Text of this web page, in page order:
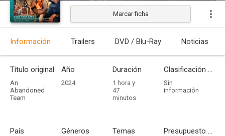
Marcar ficha
Información Trailers DVD / Blu-Ray Noticias
Título original
An
Abandoned
Team
Año
2024
Duración
1 hora y
47
minutos
Clasificación por edades
Sin
información
País Géneros Temas Presupuesto - Ingresos